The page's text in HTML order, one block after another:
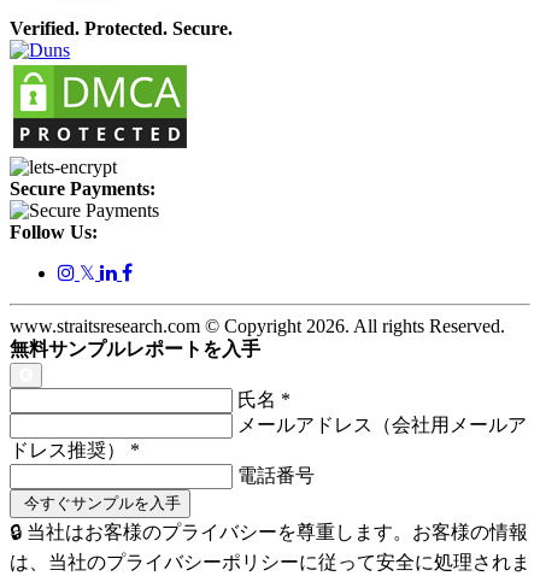
Verified. Protected. Secure.
Secure Payments:
Follow Us:
𝕏
www.straitsresearch.com © Copyright 2026. All rights Reserved.
無料サンプルレポートを入手
氏名 *
メールアドレス（会社用メールア
ドレス推奨） *
電話番号
🔒 当社はお客様のプライバシーを尊重します。お客様の情報
は、当社のプライバシーポリシーに従って安全に処理されま